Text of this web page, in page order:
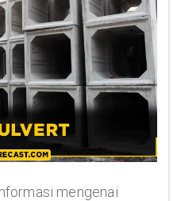
mengenai